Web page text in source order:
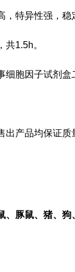
，特异性强，
共1.5h。
细胞因子试剂盒
出产品均保证质
、豚鼠、猪、狗